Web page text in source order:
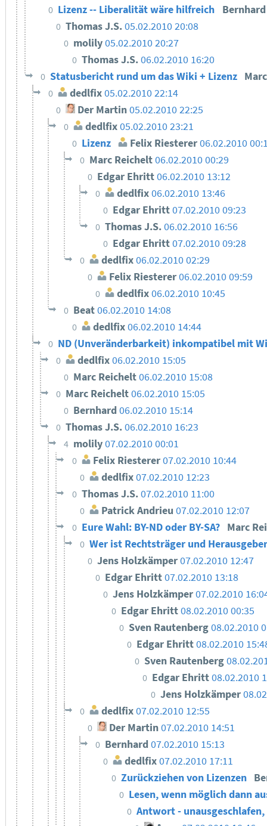
0 Lizenz -- Liberalität wäre hilfreich
0 Thomas J.S.05.02.2010 20:08
0 molily05.02.2010 20:27
0 Thomas J.S.06.02.2010 16:20
0 Statusbericht rund um das Wiki + Lizenz
0 dedlfix05.02.2010 22:14
0 Der Martin05.02.2010 22:25
0 dedlfix05.02.2010 23:21
0 Lizenz Felix Riesterer06.02.2010
0 Marc Reichelt06.02.2010 00:29
0 Edgar Ehritt06.02.2010 13:12
0 dedlfix06.02.2010 13:46
0 Edgar Ehritt07.02.2010 09:23
0 Thomas J.S.06.02.2010 16:56
0 Edgar Ehritt07.02.2010 09:28
0 dedlfix 06.02.2010 02:29
0 Felix Riesterer06.02.2010 09:59
0 dedlfix06.02.2010 10:45
0 Beat06.02.2010 14:08
0 dedlfix06.02.2010 14:44
0 ND (Unveränderbarkeit) inkompatibel mit
0 dedlfix06.02.2010 15:05
0 Marc Reichelt06.02.2010 15:08
0 Marc Reichelt06.02.2010 15:05
0 Bernhard06.02.2010 15:14
0 Thomas J.S.06.02.2010 16:23
4 molily07.02.2010 00:01
0 Felix Riesterer07.02.2010 10:44
0 dedlfix 07.02.2010 12:23
0 Thomas J.S.07.02.2010 11:00
0 Patrick Andrieu 07.02.2010 12:07
0 Eure Wahl: BY-ND oder BY-SA? Marc
0 Wer ist Rechtsträger und
0 Jens Holzkämper07.02.2010 12:47
0 Edgar Ehritt07.02.2010 13:18
0 Jens Holzkämper07.02.2010
0 Edgar Ehritt08.02.2010 00:35
0 Sven Rautenberg08.02.2010
0 Edgar Ehritt08.02.2010
0 Sven Rautenberg
0 Edgar Ehritt08.02.2010
0 Jens Holzkämper
0 dedlfix 07.02.2010 12:55
0 Der Martin07.02.2010 14:51
0 Bernhard07.02.2010 15:13
0 dedlfix07.02.2010 17:11
0 Zurückziehen von Lizenzen
0 Lesen, wenn möglich dann
0 Antwort -